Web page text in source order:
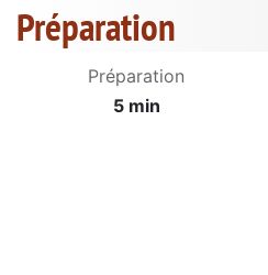
Préparation
Préparation
5 min